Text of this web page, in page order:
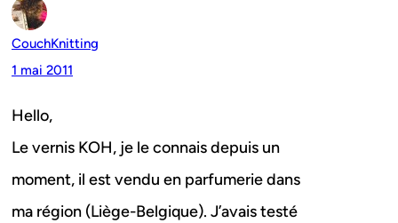
CouchKnitting
1 mai 2011
Hello,
Le vernis KOH, je le connais depuis un
moment, il est vendu en parfumerie dans
ma région (Liège-Belgique). J’avais testé